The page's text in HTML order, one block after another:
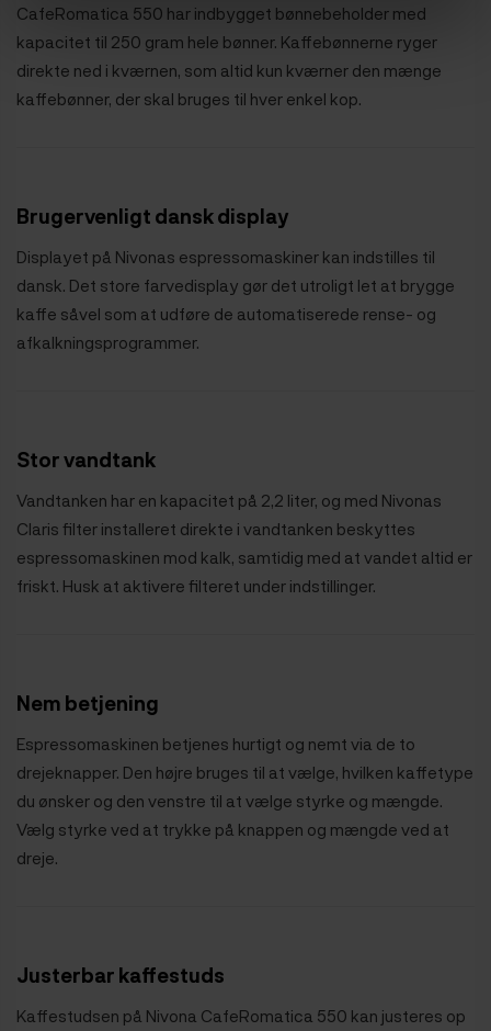
CafeRomatica 550 har indbygget bønnebeholder med
kapacitet til 250 gram hele bønner. Kaffebønnerne ryger
direkte ned i kværnen, som altid kun kværner den mænge
kaffebønner, der skal bruges til hver enkel kop.
Brugervenligt dansk display
Displayet på Nivonas espressomaskiner kan indstilles til
dansk. Det store farvedisplay gør det utroligt let at brygge
kaffe såvel som at udføre de automatiserede rense- og
afkalkningsprogrammer.
Stor vandtank
Vandtanken har en kapacitet på 2,2 liter, og med Nivonas
Claris filter installeret direkte i vandtanken beskyttes
espressomaskinen mod kalk, samtidig med at vandet altid er
friskt. Husk at aktivere filteret under indstillinger.
Nem betjening
Espressomaskinen betjenes hurtigt og nemt via de to
drejeknapper. Den højre bruges til at vælge, hvilken kaffetype
du ønsker og den venstre til at vælge styrke og mængde.
Vælg styrke ved at trykke på knappen og mængde ved at
dreje.
Justerbar kaffestuds
Kaffestudsen på Nivona CafeRomatica 550 kan justeres op